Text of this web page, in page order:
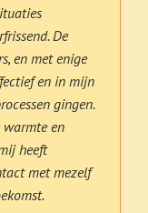
De
en met enige
en in mijn
gingen.
en
heeft
met mezelf